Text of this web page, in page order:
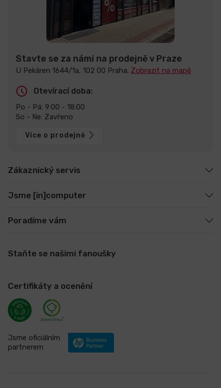
Stavte se za námi na prodejně v Praze
U Pekáren 1644/1a, 102 00 Praha. Zobrazit na mapě
Otevírací doba:
Po - Pá: 9:00 - 18:00
So - Ne: Zavřeno
Více o prodejně
Zákaznický servis
Jsme [in]computer
Poradíme vám
Staňte se našimi fanoušky
Certifikáty a ocenění
Jsme oficiálním
partnerem